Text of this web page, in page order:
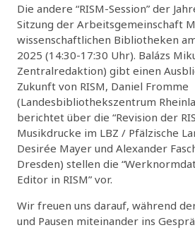
Die andere “RISM-Session” der
Sitzung der Arbeitsgemeinschaft
wissenschaftlichen Bibliotheken
2025 (14:30-17:30 Uhr). Balázs
Zentralredaktion) gibt einen
Zukunft von RISM, Daniel Fromme
(Landesbibliothekszentrum
berichtet über die “Revision der
Musikdrucke im LBZ / Pfälzische
Desirée Mayer und Alexander
Dresden) stellen die
Editor in RISM” vor.
Wir freuen uns darauf, während
und Pausen miteinander ins